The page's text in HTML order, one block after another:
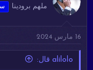
ع
ل
:
ملهم برودينا
16 مارس 2024
alilolo قال: